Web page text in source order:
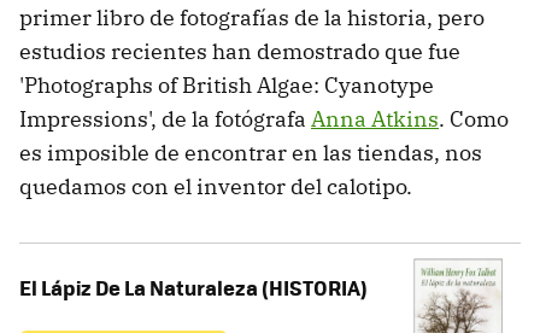
primer libro de fotografías de la historia, pero
estudios recientes han demostrado que fue
'Photographs of British Algae: Cyanotype
Impressions', de la fotógrafa Anna Atkins. Como
es imposible de encontrar en las tiendas, nos
quedamos con el inventor del calotipo.
El Lápiz De La Naturaleza (HISTORIA)